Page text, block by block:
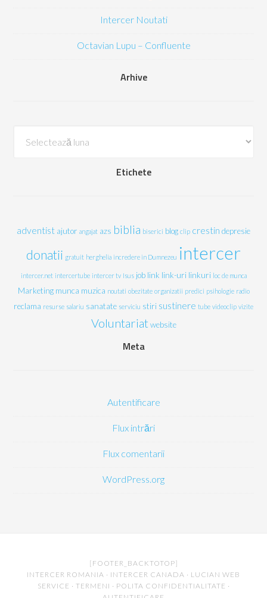
Intercer Noutati
Octavian Lupu – Confluente
Arhive
Etichete
adventist ajutor angajat azs biblia biserici blog clip crestin depresie
donatii gratuit herghelia incredere in Dumnezeu intercer
intercer.net intercertube intercer tv Isus job link link-uri linkuri loc de munca
Marketing munca muzica noutati obezitate organizatii predici psihologie radio
reclama resurse salariu sanatate serviciu stiri sustinere tube videoclip vizite
Voluntariat website
Meta
Autentificare
Flux intrări
Flux comentarii
WordPress.org
[FOOTER_BACKTOTOP]
INTERCER ROMANIA · INTERCER CANADA · LUCIAN WEB
SERVICE · TERMENI · POLITA CONFIDENTIALITATE ·